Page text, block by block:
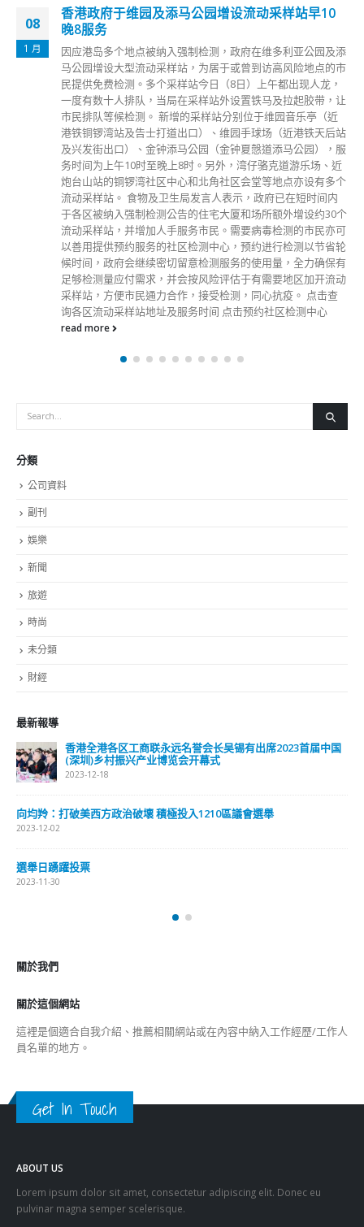
08
1 月
香港政府于维园及添马公园增设流动采样站早10
晚8服务
因应港岛多个地点被纳入强制检测，政府在维多利亚公园及添
马公园增设大型流动采样站，为居于或曾到访高风险地点的市
民提供免费检测。多个采样站今日（8日）上午都出现人龙，
一度有数十人排队，当局在采样站外设置铁马及拉起胶带，让
市民排队等候检测。 新增的采样站分别位于维园音乐亭（近
港铁铜锣湾站及告士打道出口）、维园手球场（近港铁天后站
及兴发街出口）、金钟添马公园（金钟夏慤道添马公园），服
务时间为上午10时至晚上8时。另外，湾仔骆克道游乐场、近
炮台山站的铜锣湾社区中心和北角社区会堂等地点亦设有多个
流动采样站。 食物及卫生局发言人表示，政府已在短时间内
于各区被纳入强制检测公告的住宅大厦和场所额外增设约30个
流动采样站，并增加人手服务市民。需要病毒检测的市民亦可
以善用提供预约服务的社区检测中心，预约进行检测以节省轮
候时间，政府会继续密切留意检测服务的使用量，全力确保有
足够检测量应付需求，并会按风险评估于有需要地区加开流动
采样站，方便市民通力合作，接受检测，同心抗疫。 点击查
询各区流动采样站地址及服务时间 点击预约社区检测中心
read more
分類
公司資料
副刊
娛樂
新聞
旅遊
時尚
未分類
財經
最新報導
香港全港各区工商联永远名誉会长吴锡有出席2023首届中国
(深圳)乡村振兴产业博览会开幕式
2023-12-18
向均羚：打破美西方政治破壞 積極投入1210區議會選舉
2023-12-02
選舉日踴躍投票
2023-11-30
關於我們
關於這個網站
這裡是個適合自我介紹、推薦相關網站或在內容中納入工作經歷/工作人
員名單的地方。
Get In Touch
ABOUT US
Lorem ipsum dolor sit amet, consectetur adipiscing elit. Donec eu
pulvinar magna semper scelerisque.